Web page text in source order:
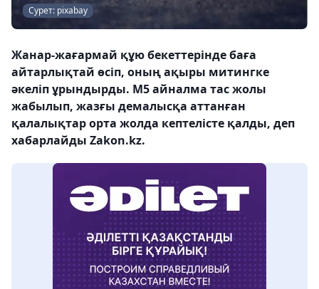
Сурет: pixabay
Жанар-жағармай құю бекеттерінде баға
айтарлықтай өсіп, оның ақыры митингке
әкеліп ұрындырды. M5 айналма тас жолы
жабылып, жазғы демалысқа аттанған
қалалықтар орта жолда кептелісте қалды, деп
хабарлайды Zakon.kz.